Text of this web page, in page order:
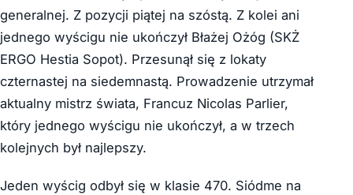
generalnej. Z pozycji piątej na szóstą. Z kolei ani
jednego wyścigu nie ukończył Błażej Ożóg (SKŻ
ERGO Hestia Sopot). Przesunął się z lokaty
czternastej na siedemnastą. Prowadzenie utrzymał
aktualny mistrz świata, Francuz Nicolas Parlier,
który jednego wyścigu nie ukończył, a w trzech
kolejnych był najlepszy.
Jeden wyścig odbył się w klasie 470. Siódme na